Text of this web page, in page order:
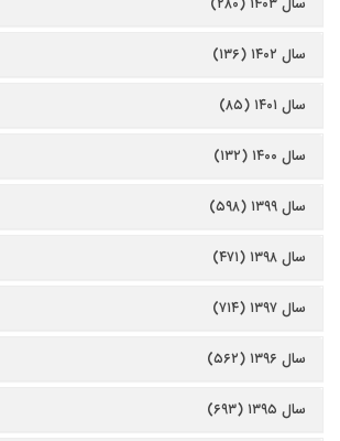
سال ۱۴۰۲ (۱۳۶)
سال ۱۴۰۱ (۸۵)
سال ۱۴۰۰ (۱۳۲)
سال ۱۳۹۹ (۵۹۸)
سال ۱۳۹۸ (۴۷۱)
سال ۱۳۹۷ (۷۱۴)
سال ۱۳۹۶ (۵۶۲)
سال ۱۳۹۵ (۶۹۳)